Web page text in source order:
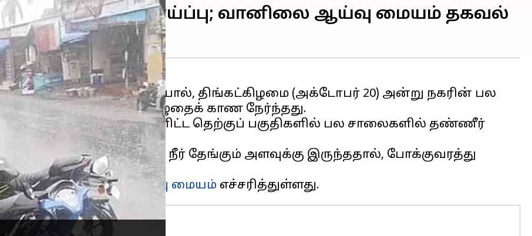
மழைக்கு வாய்ப்பு; வானிலை ஆய்வு மையம் தகவல்
பெய்த கனமழையால், திங்கட்கிழமை (அக்டோபர் 20) அன்று நகரின் பல
தீபாவளி காலைப் பொழுதைக் காண நேர்ந்தது.
மற்றும் நீலாங்கரை உள்ளிட்ட தெற்குப் பகுதிகளில் பல சாலைகளில் தண்ணீர்
ஓடுபாதைகளிலும் நீர் தேங்கும் அளவுக்கு இருந்ததால், போக்குவரத்து
இந்தியவானிலை ஆய்வு மையம்